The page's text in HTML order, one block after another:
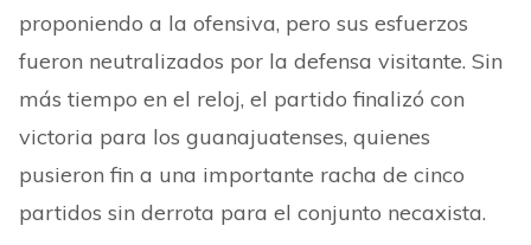
proponiendo a la ofensiva, pero sus esfuerzos
fueron neutralizados por la defensa visitante. Sin
más tiempo en el reloj, el partido finalizó con
victoria para los guanajuatenses, quienes
pusieron fin a una importante racha de cinco
partidos sin derrota para el conjunto necaxista.